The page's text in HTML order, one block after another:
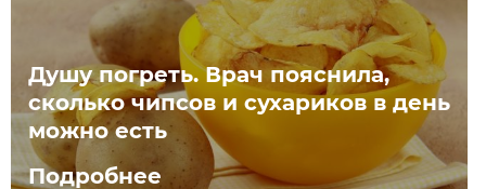
Душу погреть. Врач пояснила,
сколько чипсов и сухариков в день
можно есть
Подробнее